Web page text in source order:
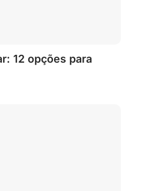
12 opções para